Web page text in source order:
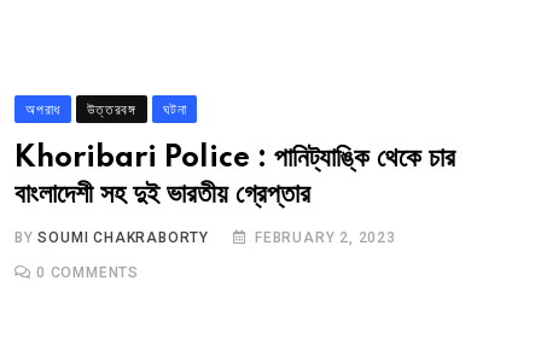
অপরাধ উত্তরবঙ্গ ঘটনা
Khoribari Police : পানিট্যাঙ্কি থেকে চার
বাংলাদেশী সহ দুই ভারতীয় গ্রেপ্তার
BYSOUMI CHAKRABORTY FEBRUARY 2, 2023
0 COMMENTS